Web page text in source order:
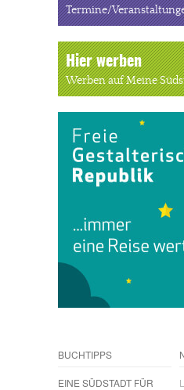
Termine/
Hier werben
Werben auf Meine
BUCHTIPPS
EINE SÜDSTADT FÜR